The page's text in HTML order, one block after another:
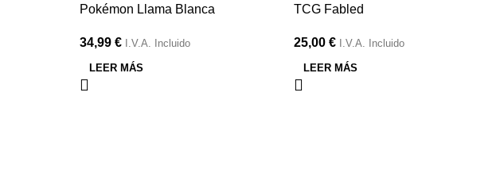
Pokémon Llama Blanca
34,99€ I.V.A. Incluido
LEER MÁS
TCG Fabled
25,00€ I.V.A. Incluido
LEER MÁS